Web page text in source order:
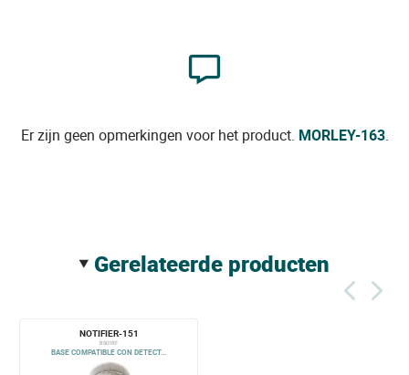
Er zijn geen opmerkingen voor het product. MORLEY-163.
gerelateerde producten
NOTIFIER-151
B501RF
BASE COMPATIBLE CON DETECT...